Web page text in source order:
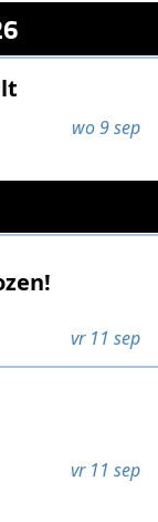
wo 9 sep
vr 11 sep
vr 11 sep